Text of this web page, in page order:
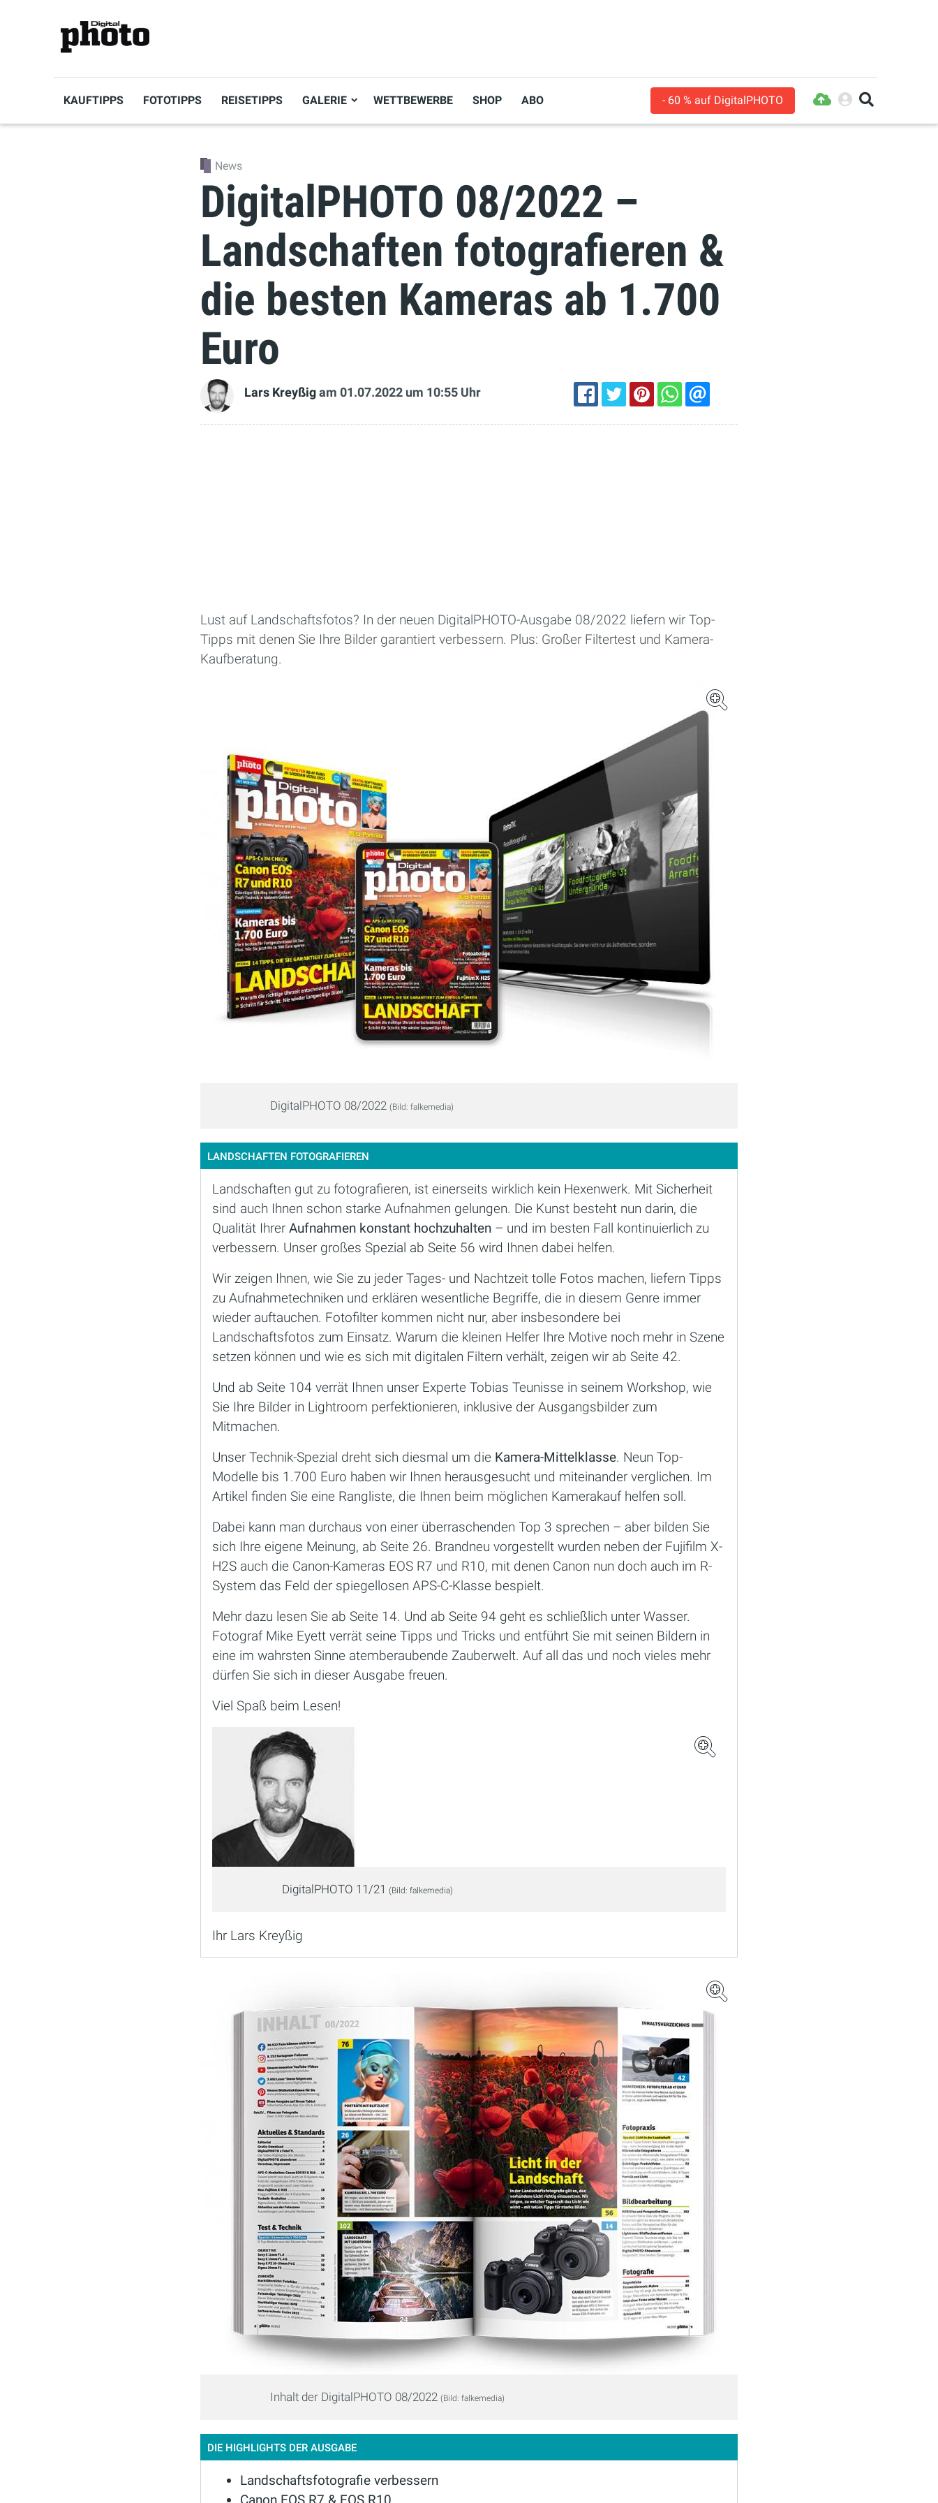
KAUFTIPPS FOTOTIPPS REISETIPPS GALERIE WETTBEWERBE SHOP ABO - 60 % auf DigitalPHOTO
News
DigitalPHOTO 08/2022 –
Landschaften fotografieren &
die besten Kameras ab 1.700
Euro
Lars Kreyßig am 01.07.2022 um 10:55 Uhr
Lust auf Landschaftsfotos? In der neuen DigitalPHOTO-Ausgabe 08/2022 liefern wir Top-
Tipps mit denen Sie Ihre Bilder garantiert verbessern. Plus: Großer Filtertest und Kamera-
Kaufberatung.
DigitalPHOTO 08/2022 (Bild: falkemedia)
LANDSCHAFTEN FOTOGRAFIEREN
Landschaften gut zu fotografieren, ist einerseits wirklich kein Hexenwerk. Mit Sicherheit
sind auch Ihnen schon starke Aufnahmen gelungen. Die Kunst besteht nun darin, die
Qualität Ihrer Aufnahmen konstant hochzuhalten – und im besten Fall kontinuierlich zu
verbessern. Unser großes Spezial ab Seite 56 wird Ihnen dabei helfen.
Wir zeigen Ihnen, wie Sie zu jeder Tages- und Nachtzeit tolle Fotos machen, liefern Tipps
zu Aufnahmetechniken und erklären wesentliche Begriffe, die in diesem Genre immer
wieder auftauchen. Fotofilter kommen nicht nur, aber insbesondere bei
Landschaftsfotos zum Einsatz. Warum die kleinen Helfer Ihre Motive noch mehr in Szene
setzen können und wie es sich mit digitalen Filtern verhält, zeigen wir ab Seite 42.
Und ab Seite 104 verrät Ihnen unser Experte Tobias Teunisse in seinem Workshop, wie
Sie Ihre Bilder in Lightroom perfektionieren, inklusive der Ausgangsbilder zum
Mitmachen.
Unser Technik-Spezial dreht sich diesmal um die Kamera-Mittelklasse. Neun Top-
Modelle bis 1.700 Euro haben wir Ihnen herausgesucht und miteinander verglichen. Im
Artikel finden Sie eine Rangliste, die Ihnen beim möglichen Kamerakauf helfen soll.
Dabei kann man durchaus von einer überraschenden Top 3 sprechen – aber bilden Sie
sich Ihre eigene Meinung, ab Seite 26. Brandneu vorgestellt wurden neben der Fujifilm X-
H2S auch die Canon-Kameras EOS R7 und R10, mit denen Canon nun doch auch im R-
System das Feld der spiegellosen APS-C-Klasse bespielt.
Mehr dazu lesen Sie ab Seite 14. Und ab Seite 94 geht es schließlich unter Wasser.
Fotograf Mike Eyett verrät seine Tipps und Tricks und entführt Sie mit seinen Bildern in
eine im wahrsten Sinne atemberaubende Zauberwelt. Auf all das und noch vieles mehr
dürfen Sie sich in dieser Ausgabe freuen.
Viel Spaß beim Lesen!
DigitalPHOTO 11/21 (Bild: falkemedia)
Ihr Lars Kreyßig
Inhalt der DigitalPHOTO 08/2022 (Bild: falkemedia)
DIE HIGHLIGHTS DER AUSGABE
Landschaftsfotografie verbessern